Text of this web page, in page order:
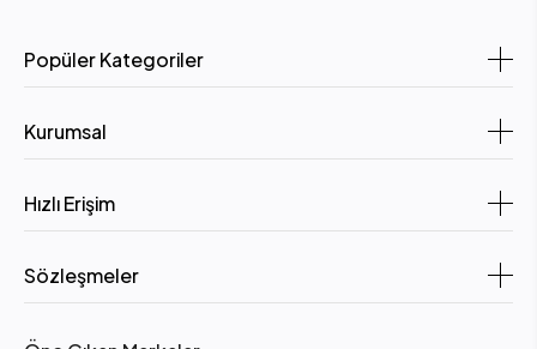
Popüler Kategoriler
Kurumsal
Hızlı Erişim
Sözleşmeler